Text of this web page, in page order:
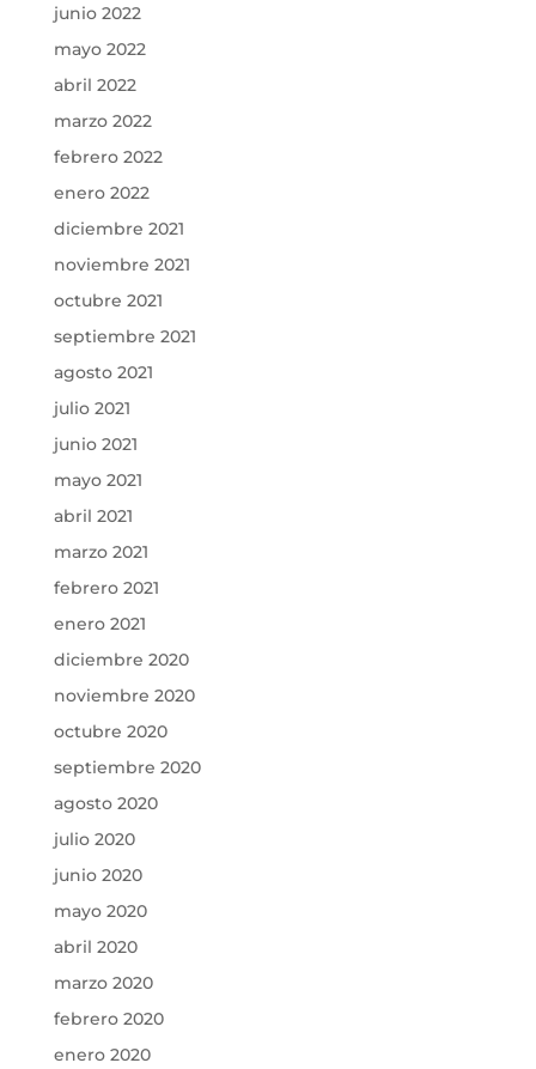
junio 2022
mayo 2022
abril 2022
marzo 2022
febrero 2022
enero 2022
diciembre 2021
noviembre 2021
octubre 2021
septiembre 2021
agosto 2021
julio 2021
junio 2021
mayo 2021
abril 2021
marzo 2021
febrero 2021
enero 2021
diciembre 2020
noviembre 2020
octubre 2020
septiembre 2020
agosto 2020
julio 2020
junio 2020
mayo 2020
abril 2020
marzo 2020
febrero 2020
enero 2020